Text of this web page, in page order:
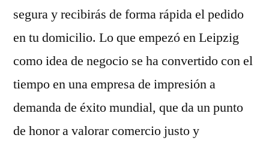
segura y recibirás de forma rápida el pedido
en tu domicilio. Lo que empezó en Leipzig
como idea de negocio se ha convertido con el
tiempo en una empresa de impresión a
demanda de éxito mundial, que da un punto
de honor a valorar comercio justo y